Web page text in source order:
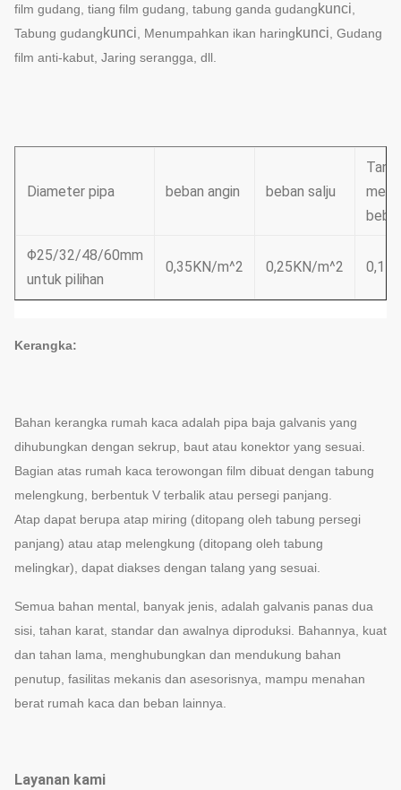
film gudang, tiang film gudang, tabung ganda gudangkunci
Tabung gudangkunci , Menumpahkan ikan haringkunci , Gudang
film anti-kabut, Jaring serangga, dll.
Diameter pipa beban angin beban salju
Φ25/32/48/60mm
untuk pilihan
0,35KN/m^2 0,25KN/m^2
Kerangka:
Bahan kerangka rumah kaca adalah pipa baja galvanis yang
dihubungkan dengan sekrup, baut atau konektor yang sesuai.
Bagian atas rumah kaca terowongan film dibuat dengan tabung
melengkung, berbentuk V terbalik atau persegi panjang.
Atap dapat berupa atap miring (ditopang oleh tabung persegi
panjang) atau atap melengkung (ditopang oleh tabung
melingkar), dapat diakses dengan talang yang sesuai.
Semua bahan mental, banyak jenis, adalah galvanis panas dua
sisi, tahan karat, standar dan awalnya diproduksi. Bahannya, kuat
dan tahan lama, menghubungkan dan mendukung bahan
penutup, fasilitas mekanis dan asesorisnya, mampu menahan
berat rumah kaca dan beban lainnya.
Layanan kami